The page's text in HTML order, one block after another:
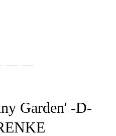
Garden' -D-